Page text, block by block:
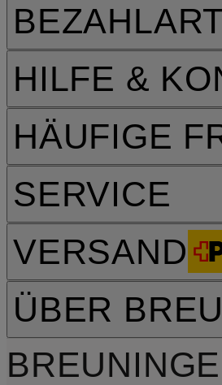
HILFE &
HÄUFIGE
SERVICE
VERSAND
ÜBER